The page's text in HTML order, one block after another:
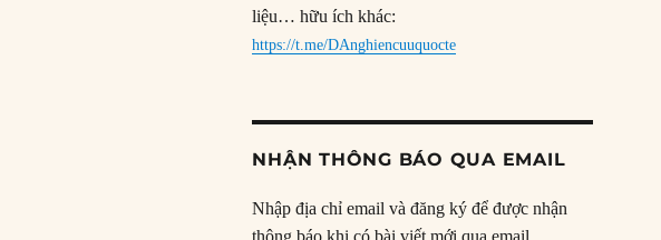
liệu… hữu ích khác:
https://t.me/DAnghiencuuquocte
NHẬN THÔNG BÁO QUA EMAIL
Nhập địa chỉ email và đăng ký để được nhận